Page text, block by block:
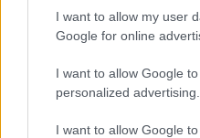
I want to allow my user
Google for online
I want to allow Google
personalized advertising.
I want to allow Google
15/10/2019 16:29